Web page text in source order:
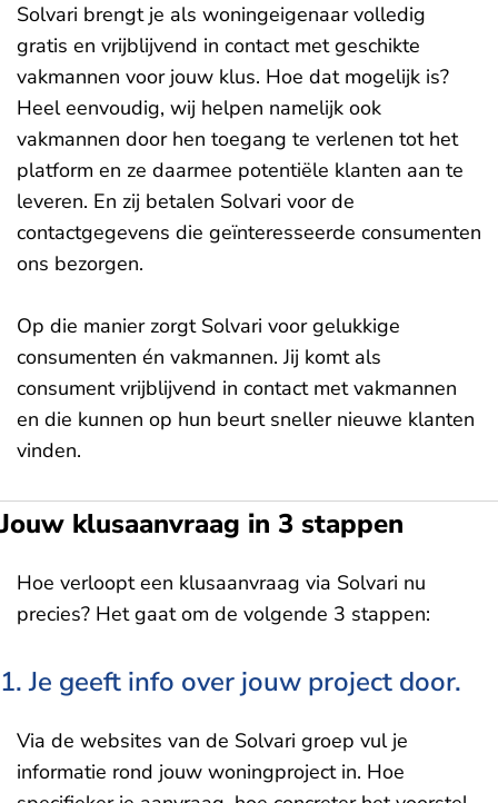
Solvari brengt je als woningeigenaar volledig
gratis en vrijblijvend in contact met geschikte
vakmannen voor jouw klus. Hoe dat mogelijk is?
Heel eenvoudig, wij helpen namelijk ook
vakmannen door hen toegang te verlenen tot het
platform en ze daarmee potentiële klanten aan te
leveren. En zij betalen Solvari voor de
contactgegevens die geïnteresseerde consumenten
ons bezorgen.
Op die manier zorgt Solvari voor gelukkige
consumenten én vakmannen. Jij komt als
consument vrijblijvend in contact met vakmannen
en die kunnen op hun beurt sneller nieuwe klanten
vinden.
Jouw klusaanvraag in 3 stappen
Hoe verloopt een klusaanvraag via Solvari nu
precies? Het gaat om de volgende 3 stappen:
1. Je geeft info over jouw project door.
Via de websites van de Solvari groep vul je
informatie rond jouw woningproject in. Hoe